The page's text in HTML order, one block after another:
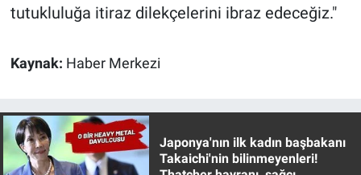
tutukluluğa itiraz dilekçelerini ibraz edeceğiz."
Kaynak: Haber Merkezi
Japonya'nın ilk kadın başbakanı
Takaichi'nin bilinmeyenleri!